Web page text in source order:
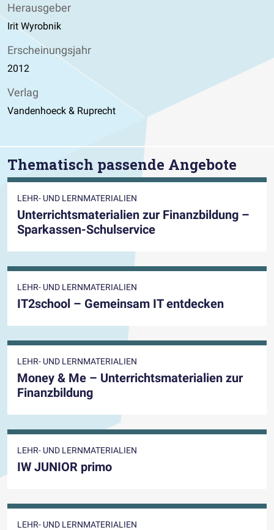
Herausgeber
Irit Wyrobnik
Erscheinungsjahr
2012
Verlag
Vandenhoeck & Ruprecht
Thematisch passende Angebote
LEHR- UND LERNMATERIALIEN
Unterrichtsmaterialien zur Finanzbildung –
Sparkassen-Schulservice
LEHR- UND LERNMATERIALIEN
IT2school – Gemeinsam IT entdecken
LEHR- UND LERNMATERIALIEN
Money & Me – Unterrichtsmaterialien zur
Finanzbildung
LEHR- UND LERNMATERIALIEN
IW JUNIOR primo
LEHR- UND LERNMATERIALIEN